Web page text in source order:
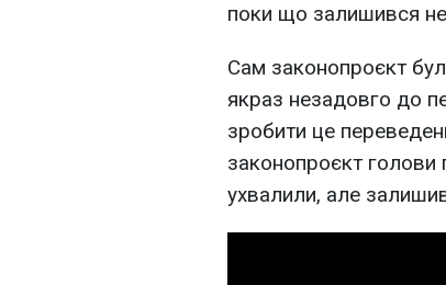
поки що залишився
Сам законопроєкт
якраз незадовго до
зробити це
законопроєкт
ухвалили, але